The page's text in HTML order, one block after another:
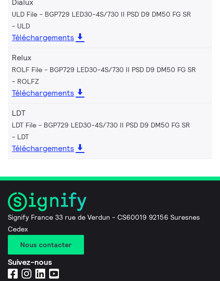
Dialux
ULD File - BGP729 LED30-4S/730 II PSD D9 DM50 FG SR
ULD
Téléchargements
Relux
ROLF File - BGP729 LED30-4S/730 II PSD D9 DM50 FG SR
ROLFZ
Téléchargements
LDT
LDT File - BGP729 LED30-4S/730 II PSD D9 DM50 FG SR
LDT
Téléchargements
Signify France 33 rue de Verdun - CS60019 92156 Suresnes
Cedex
Nous contacter
Suivez-nous